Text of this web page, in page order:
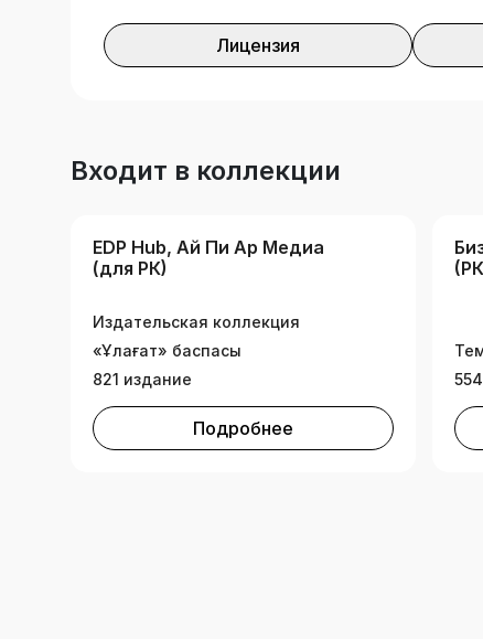
государственного менеджмента и всем
прогрессе.
Лицензия
Входит в коллекции
EDP Hub, Ай Пи Ар Медиа
(для РК)
Издательская коллекция
«Ұлағат» баспасы
821 издание
Подробнее